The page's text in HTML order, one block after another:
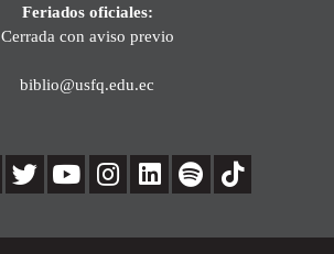
Feriados oficiales:
Cerrada con aviso previo
biblio@usfq.edu.ec